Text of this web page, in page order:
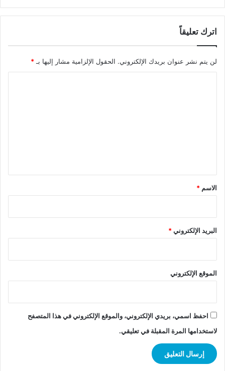
اترك تعليقاً
لن يتم نشر عنوان بريدك الإلكتروني. الحقول الإلزامية مشار إليها بـ *
*
الاسم *
البريد الإلكتروني*
الموقع الإلكتروني
احفظ اسمي، بريدي الإلكتروني، والموقع الإلكتروني في هذا المتصفح
لاستخدامها المرة المقبلة في تعليقي.